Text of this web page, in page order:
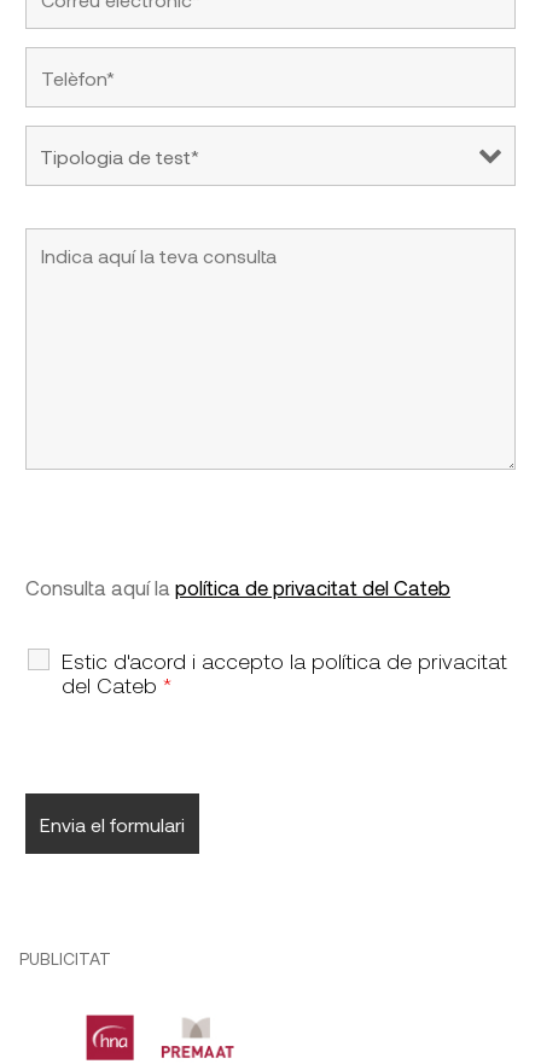
Consulta aquí la política de privacitat del Cateb
Estic d'acord i accepto la política de privacitat
del Cateb *
PUBLICITAT